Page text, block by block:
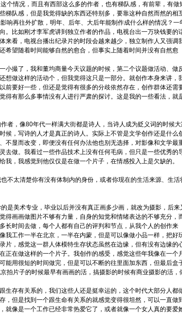
个情况，而且有西部这么多的作者，也有梯队感，有前辈，有做
梯队感，但是我觉得缺的东西还特别多，要靠这种自然而然的相
响再往外扩散，明年、后年、大后年能制作成什么样的情况？一
。比如刚才李军虎讲到独立作者的作品，电视台出一万块钱要的
来看，电视台播出纪录片的时段会越来越少，独立制作人又强调
希望随着时间能够自然的愈合，但事实上随着时间并没有自然愈
撮了，我和董均商量今天议题的时候，第二个议题做活动、做
想做这样的活动个，但我觉得这只是一部分。就创作本身来讲，
前要好一些，但还是觉得有很多的分歧依然存在，创作群体还需
得有那么多事情没有人进行严肃的探讨。这是我的一些看法，就
，像80年代一样满大街都是诗人，当诗人成为贬义词的时候大
候，写诗的人才是真正的诗人。实际上不管是文学创作还是什么
不显而改变，即便没有任何办法他也别无选择，对影像和文学最
去做。我看过一些作品技术上没有任何毛病，但只是一些优秀的
，我感觉到他仅仅是在做一个片子，在情感投入上是欠缺的。
太清楚你有没有体制内的身份，或者你现在的生活来源、生活
美术专业，毕业以后并没有真正画多少画，就改为摄影，后来
得画画做图片不够有力量，自身的知觉和情绪表达的不够充分，
长时间去做，每个人都有自己的评判和节点，从我个人的创作来
我工作一半在北京，一半在内蒙，但是可以像做小品一样，把好
片，感觉这一群人体模特生存状态虽然在边缘，但有没有边缘的
正在做这样的一个片子。我创作的感受，感觉这些年我像在一个
能用很短的时间做完，但是可以不断的往里面加东西，但最后盒
拍片子的时候最早有画画的活，搞摄影的时候有商业摄影的活，
存有关系的，我们这些人还是挺幸运的，这个时代大部分人都
，但是找到一个跟生命有关系的就感觉变得很坦然，可以一直做
就像是一个工作已经非常热爱它了，或者就像一个女人真的要爱